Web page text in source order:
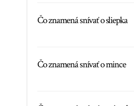
Čo znamená snívať o sliepka
Čo znamená snívať o mince